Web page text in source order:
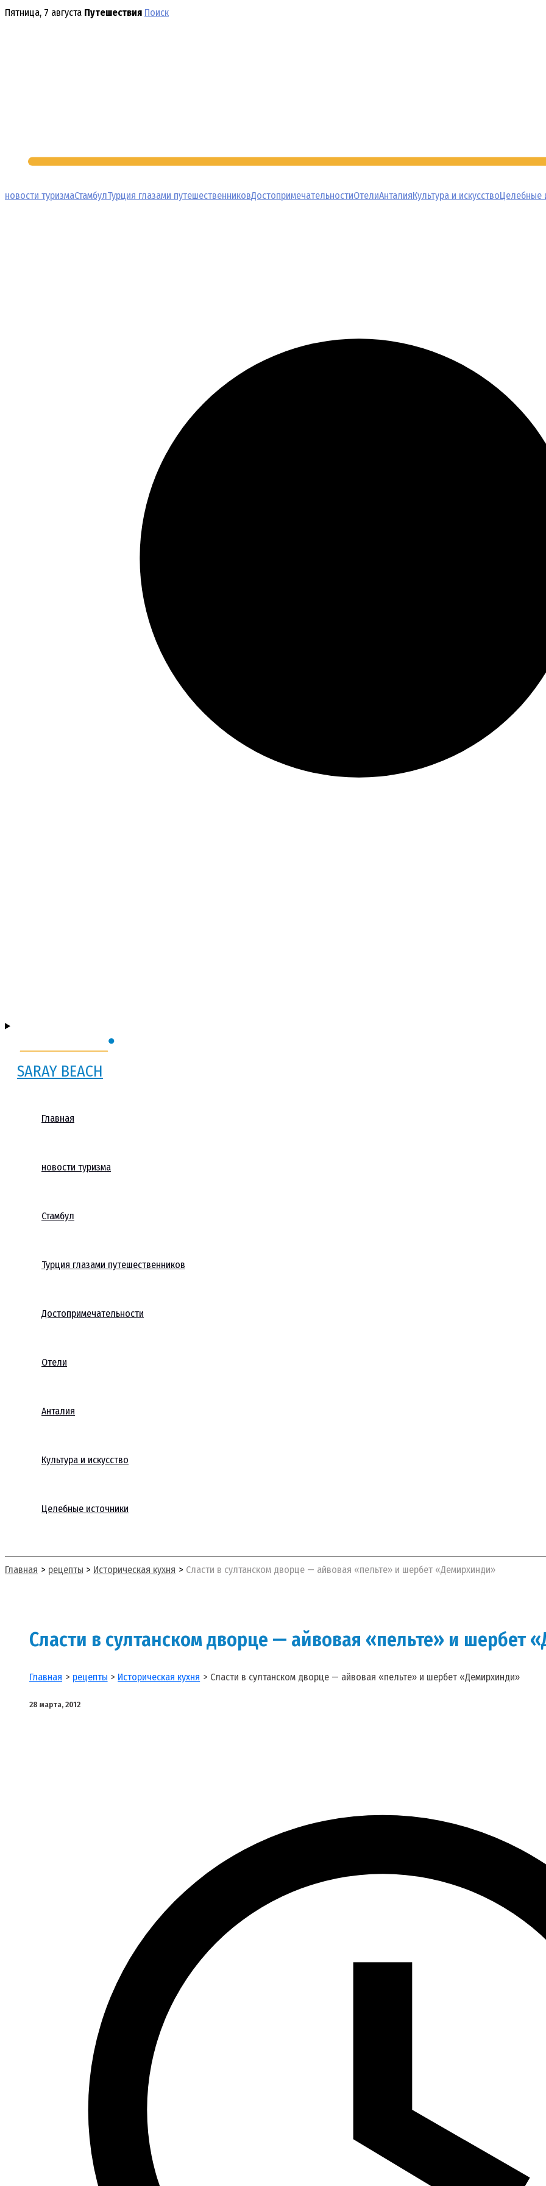
Перейти
Пятница, 7 августа Путешествия Поиск
новости туризмаСтамбулТурция глазами путешественниковДостопримечательностиОтелиАнталияКультура и искусствоЦелебные
SARAY BEACH
Главная
новости туризма
Стамбул
Турция глазами путешественников
Достопримечательности
Отели
Анталия
Культура и искусство
Целебные источники
Главная рецепты Историческая кухня Сласти в султанском дворце — айвовая «пельте» и шербет «Демирхинди»
Сласти в султанском дворце — айвовая «пельте» и шербет
Главная рецепты Историческая кухня Сласти в султанском дворце — айвовая «пельте» и шербет «Демирхинди»
28 марта, 2012